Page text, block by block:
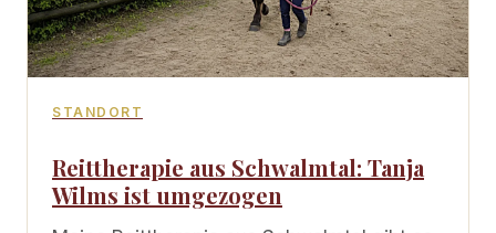
STANDORT
Reittherapie aus Schwalmtal: Tanja
Wilms ist umgezogen